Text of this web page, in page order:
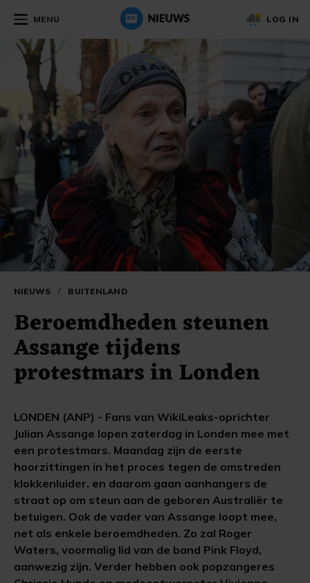
MENU LOG IN
NIEUWS / BUITENLAND
Beroemdheden steunen
Assange tijdens
protestmars in Londen
LONDEN (ANP) - Fans van WikiLeaks-oprichter
Julian Assange lopen zaterdag in Londen mee met
een protestmars. Maandag zijn de eerste
hoorzittingen in het proces tegen de omstreden
klokkenluider, en daarom gaan aanhangers de
straat op om steun aan de geboren Australiër te
betuigen. Ook de vader van Assange loopt mee,
net als enkele beroemdheden. Zo zal Roger
Waters, voormalig lid van de band Pink Floyd,
aanwezig zijn. Verder hebben ook popzangeres